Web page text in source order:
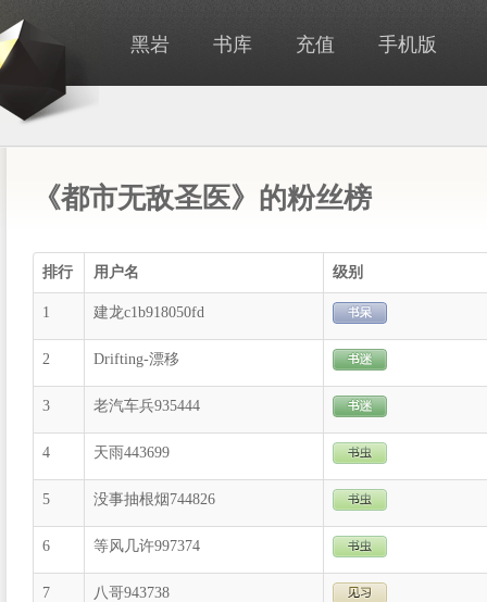
黑岩 书库 充值 手机版
《都市无敌圣医》的粉丝榜
排行 用户名 级别
1 建龙c1b918050fd
2 Drifting-漂移
3 老汽车兵935444
4 天雨443699
5 没事抽根烟744826
6 等风几许997374
7 八哥943738